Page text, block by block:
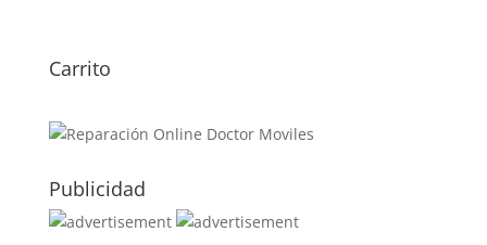
Carrito
Publicidad